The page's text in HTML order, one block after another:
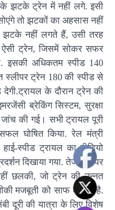
के झटके ट्रेन में नहीं लगे. इसी
तो झटकों का अहसास नहीं
झटके नहीं लगते हैं, उसी तरह
ट्रेन, जिसमें सोकर सफर
इसकी अधिकतम स्‍पीड 140
स्‍लीपर ट्रेन 180 की स्‍पीड से
देगी.ट्रायल के दौरान ट्रेन की
ब्रेकिंग सिस्टम, सुरक्षा
की गई। सभी ट्रायल पूरी
घोषित किया. रेल मंत्री
स्पीड ट्रायल का वीडियो
दिखाया गया. तेज गति पर
छलकी, जो ट्रेन की उन्नत
मजबूती को साफ दर्शाता है.
दूरी की यात्रा के लिए विशेष